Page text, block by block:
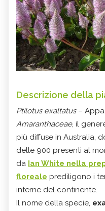
Descrizione della
Ptilotus exaltatus–
Amaranthaceae, il
più diffuse in Australia,
delle 900 presenti al
da Ian White nella
floreale prediligono i
interne del continente.
Il nome della specie,